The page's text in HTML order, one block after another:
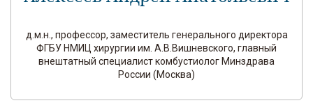
д.м.н., профессор, заместитель генерального директора
ФГБУ НМИЦ хирургии им. А.В.Вишневского, главный
внештатный специалист комбустиолог Минздрава
России (Москва)